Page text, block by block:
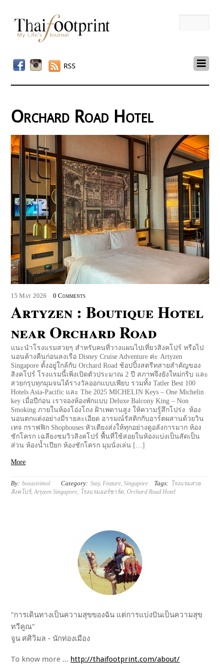
RSS
Orchard Road Hotel
15 May 2026 0 Comments
Artyzen : Boutique Hotel
near Orchard Road
แนะนำโรงแรมสวยๆ สำหรับคนที่วางแผนไปเที่ยวสิงคโปร์ หรือไป
นอนค้างคืนก่อนลงเรือ Disney Cruise Adventure ค่ะ Artyzen
Singapore ตั้งอยู่ใกล้กับ Orchard Road ช้อปปิ้งสตรีทสายสำคัญของ
สิงคโปร์ โรงแรมนี้เพิ่งเปิดตัวประมาณ 2 ปี สภาพจึงยังใหม่กริบ และ
สวยกรุบทุกมุมจนได้รางวัลออกแบบเพียบ รวมทั้ง Tatler Best 100
Hotels Asia-Pacific และ The 2025 MICHELIN Keys – One Michelin
key เมื่อปีก่อน เราจองห้องพักแบบ Deluxe Balcony King – Non
Smoking ภายในห้องโอ่งโถง ฝ้าเพดานสูง ให้ความรู้สึกโปร่ง ห้อง
นอนตกแต่งอย่างมีรายละเอียด อารมณ์รัสติกกับอาร์ตผสานด้วยวิน
เทจ กราฟฟิก Shophouses หัวเตียงส่งให้ทุกอย่างดูอลังการมาก ห้อง
ชักโครก เฉลียงชมวิวสิงคโปร์ พื้นที่ใช้สอยในห้องแบ่งเป็นสัดเป็น
ส่วน ห้องน้ำเปียก ห้องชักโครก มุมนั่งเล่น […]
More
By: bosasivimol Category: Stay,Feature,Singapore Tags: โรงแรมสวย
สิงคโปร์,Artyzen Singapore, โรงแรมออร์ชาร์ด,Orchard Road Hotel
"การเดินทางเป็นความสุขของฉัน แต่การแบ่งปันเป็นความสุข
ทวีคูณ"
จูน ศศิวิมล - นักท่องเมือง
To know more ... http://thaifootprint.com/about/